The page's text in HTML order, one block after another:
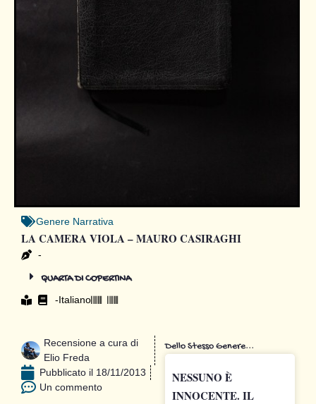
Genere Narrativa
LA CAMERA VIOLA – MAURO CASIRAGHI
-
QUARTA DI COPERTINA
-Italiano
Recensione a cura di
Elio Freda
Pubblicato il 18/11/2013
Un commento
Dello Stesso Genere...
NESSUNO È
INNOCENTE. IL